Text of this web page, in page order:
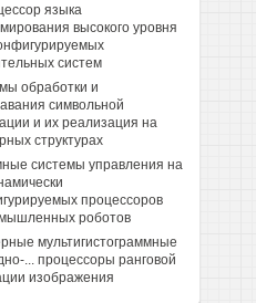
языка
высокого уровня
систем
обработки и
символьной
и их реализация на
структурах
системы управления на
процессоров
роботов
мультигистограммные
... процессоры ранговой
изображения